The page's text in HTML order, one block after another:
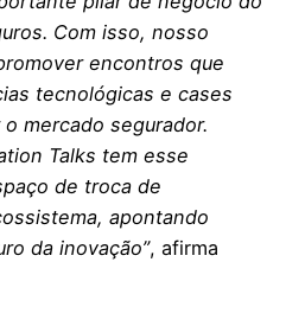
Com isso, nosso
encontros que
tecnológicas e cases
o mercado segurador.
Talks tem esse
de troca de
apontando
da inovação”, afirma